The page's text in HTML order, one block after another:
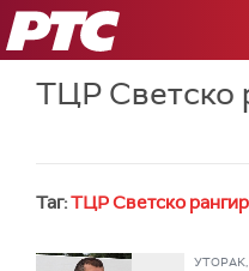
РТС
ТЦР Светско
Таг:ТЦР Светско
УТОРАК,